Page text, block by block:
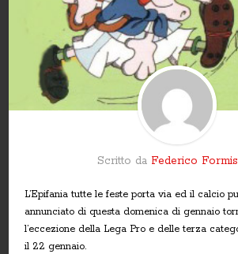
Scritto da Federico
L’Epifania tutte le feste porta via ed il calcio
annunciato di questa domenica di gennaio
l’eccezione della Lega Pro e delle terza
il 22 gennaio.